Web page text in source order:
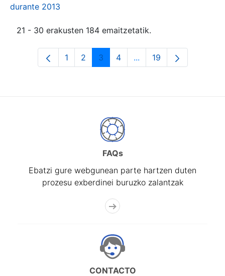
durante 2013
21 - 30 erakusten 184 emaitzetatik.
Orrialdea
1 Orrialdea
2 Orrialdea
3 Orrialdea
4 ...Intermediate Pages
Orrialdea
19
FAQs
Ebatzi gure webgunean parte hartzen duten
prozesu exberdinei buruzko zalantzak
CONTACTO